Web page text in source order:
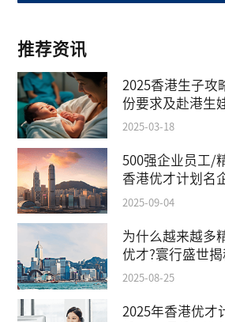
推荐资讯
2025香港生子攻
份要求及赴港生
2025-03-18
500强企业员工/
香港优才计划名
2025-09-04
为什么越来越多
优才?寰行盛世
教育红利
2025-08-25
2025年香港优才